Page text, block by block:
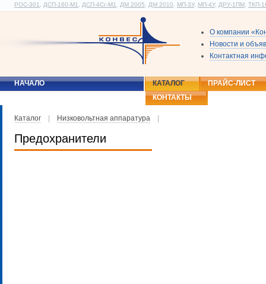
РОС-301 ДСП-160-М1 ДСП-4Сг-М1 ДМ 2005 ДМ 2010 МП-3У, МП-4У, ДРУ-1ПМ ТКП-
О компании
Новости и
Контактная
НАЧАЛО КАТАЛОГ
ПРАЙС-ЛИСТ
КОНТАКТЫ
Каталог Низковольтная аппаратура
Предохранители